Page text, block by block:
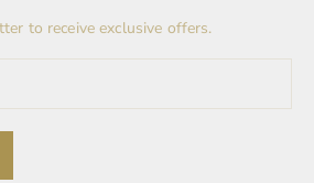
to receive exclusive offers.